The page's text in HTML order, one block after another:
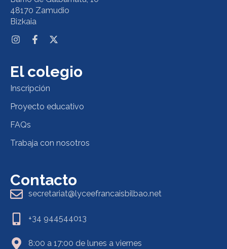
48170 Zamudio
Bizkaia
El colegio
Inscripción
Proyecto educativo
FAQs
Trabaja con nosotros
Contacto
secretariat@lyceefrancaisbilbao.net
+34 944544013
8:00 a 17:00 de lunes a viernes